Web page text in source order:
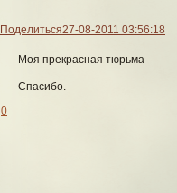
Поделиться27-08-2011 03:56:18
Моя прекрасная тюрьма
Спасибо.
0